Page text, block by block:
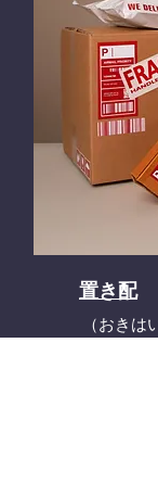
置き配
（おきは